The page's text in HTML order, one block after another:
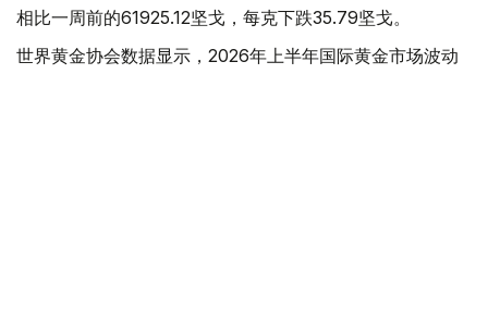
相比一周前的61925.12坚戈，每克下跌35.79坚戈。
世界黄金协会数据显示，2026年上半年国际黄金市场波动